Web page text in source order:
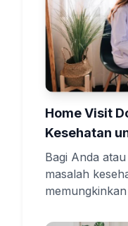
Home Visit
Kesehatan
Bagi Anda
masalah